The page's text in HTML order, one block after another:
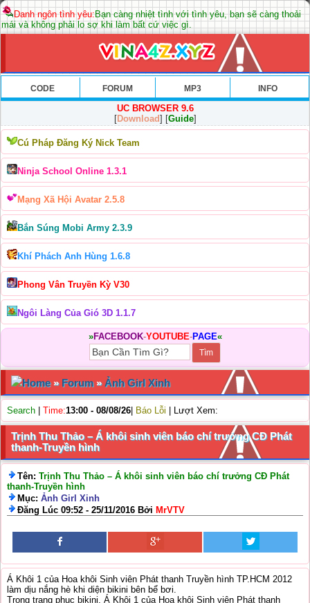
Danh ngôn tình yêu:Bạn càng nhiệt tình với tình yêu, bạn sẽ càng thoải
mái và không phải lo sợ khi làm bất cứ việc gì.
CODE FORUM MP3 INFO
UC BROWSER 9.6
[Download] [Guide]
Cú Pháp Đăng Ký Nick Team
Ninja School Online 1.3.1
Mạng Xã Hội Avatar 2.5.8
Bắn Súng Mobi Army 2.3.9
Khí Phách Anh Hùng 1.6.8
Phong Vân Truyền Kỳ V30
Ngôi Làng Của Gió 3D 1.1.7
»FACEBOOK-YOUTUBE-PAGE«
Home» Forum»Ảnh Girl Xinh
Search Time:13:00 - 08/08/26 Báo Lỗi | Lượt Xem:
Trịnh Thu Thảo – Á khôi sinh viên báo chí trưởng CĐ Phát
thanh-Truyền hình
Tên: Trịnh Thu Thảo – Á khôi sinh viên báo chí trưởng CĐ Phát
thanh-Truyền hình
Mục: Ảnh Girl Xinh
Đăng Lúc 09:52 - 25/11/2016 Bởi MrVTV
Á Khôi 1 của Hoa khôi Sinh viên Phát thanh Truyền hình TP.HCM 2012
làm dịu nắng hè khi diện bikini bên bể bơi.
Trong trang phục bikini, Á Khôi 1 của Hoa khôi Sinh viên Phát thanh